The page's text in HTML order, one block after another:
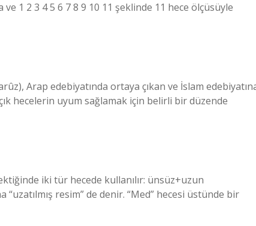
1 2 3 4 5 6 7 8 9 10 11 şeklinde 11 hece ölçüsüyle
hecelerin uyum sağlamak için belirli bir düzende
iki tür hecede kullanılır: ünsüz+uzun
resim” de denir. “Med” hecesi üstünde bir